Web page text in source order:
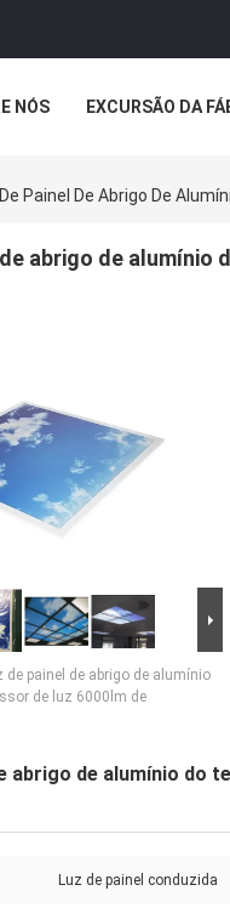
NÓS EXCURSÃO DA
Painel De Abrigo De
abrigo de alumínio
de painel de abrigo de alumínio
de luz 6000lm de
abrigo de alumínio do
Luz de painel conduzida